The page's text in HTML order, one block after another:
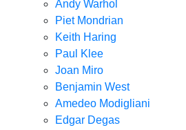
Andy Warhol
Piet Mondrian
Keith Haring
Paul Klee
Joan Miro
Benjamin West
Amedeo Modigliani
Edgar Degas